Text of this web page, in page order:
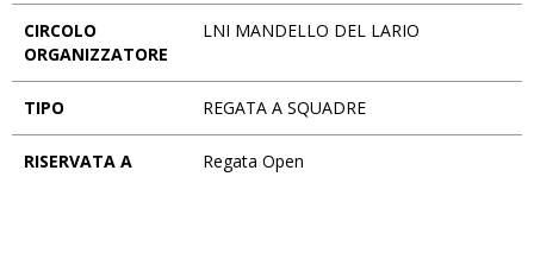
CIRCOLO
ORGANIZZATORE
LNI MANDELLO DEL LARIO
TIPO REGATA A SQUADRE
RISERVATA A Regata Open